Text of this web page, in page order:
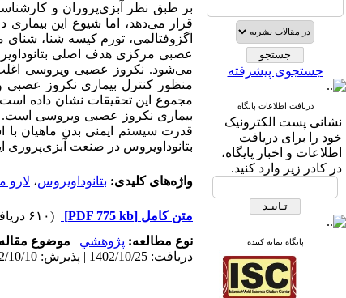
جستجوی پیشرفته
دریافت اطلاعات پایگاه
نشانی پست الکترونیک
خود را برای دریافت
اطلاعات و اخبار پایگاه،
در کادر زیر وارد کنید.
پایگاه نمایه کننده
بر طبق نظر آبزیپروران و
قرار میدهد، اما شیوع این
اگزوفتالمی، تورم کیسه شنا،
عصبی مرکزی هدف اصلی
میشود. نکروز عصبی ویروسی
منظور کنترل بیماری نکروز
مجموع این تحقیقات نشان داده است
بیماری نکروز عصبی ویروسی است.
قدرت سیستم ایمنی بدن ماهیان با
بتانوداویروس در صنعت آبزیپروری
واژه‌های کلیدی: بتانوداویروس، لارو
متن کامل [PDF 775 kb]
(۶۱۰ دریافت)
نوع مطالعه: پژوهشي | موضوع
دریافت: 1402/10/25 | پذیرش: 1402/10/10 | انتشار: 1402/10/10